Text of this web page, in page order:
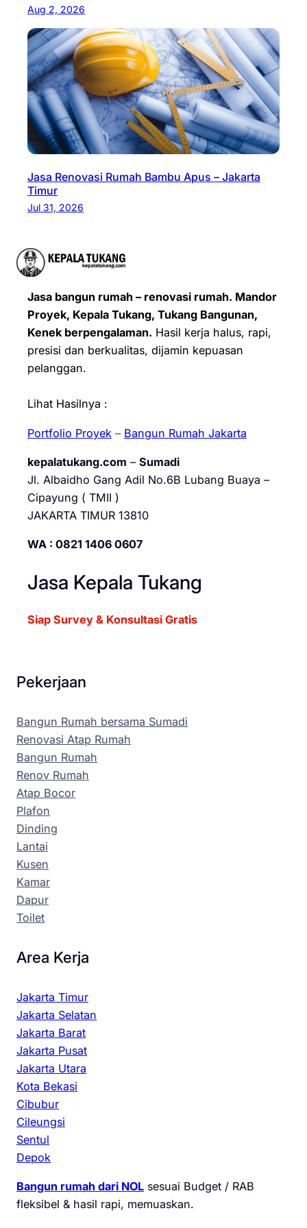
Aug 2, 2026
Jasa Renovasi Rumah Bambu Apus – Jakarta
Timur
Jul 31, 2026
Jasa bangun rumah – renovasi rumah. Mandor
Proyek, Kepala Tukang, Tukang Bangunan,
Kenek berpengalaman. Hasil kerja halus, rapi,
presisi dan berkualitas, dijamin kepuasan
pelanggan.
Lihat Hasilnya :
Portfolio Proyek – Bangun Rumah Jakarta
kepalatukang.com – Sumadi
Jl. Albaidho Gang Adil No.6B Lubang Buaya –
Cipayung ( TMII )
JAKARTA TIMUR 13810
WA : 0821 1406 0607
Jasa Kepala Tukang
Siap Survey & Konsultasi Gratis
Pekerjaan
Bangun Rumah bersama Sumadi
Renovasi Atap Rumah
Bangun Rumah
Renov Rumah
Atap Bocor
Plafon
Dinding
Lantai
Kusen
Kamar
Dapur
Toilet
Area Kerja
Jakarta Timur
Jakarta Selatan
Jakarta Barat
Jakarta Pusat
Jakarta Utara
Kota Bekasi
Cibubur
Cileungsi
Sentul
Depok
Bangun rumah dari NOL sesuai Budget / RAB
fleksibel & hasil rapi, memuaskan.